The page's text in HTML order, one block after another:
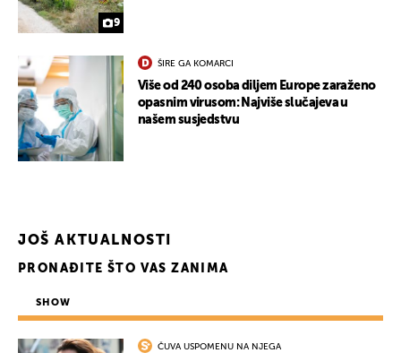
9
ŠIRE GA KOMARCI
Više od 240 osoba diljem Europe zaraženo
opasnim virusom: Najviše slučajeva u
našem susjedstvu
JOŠ AKTUALNOSTI
PRONAĐITE ŠTO VAS ZANIMA
SHOW
ČUVA USPOMENU NA NJEGA